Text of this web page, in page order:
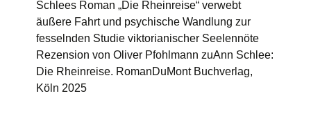
Schlees Roman „Die Rheinreise“ verwebt
äußere Fahrt und psychische Wandlung zur
fesselnden Studie viktorianischer Seelennöte
Rezension von Oliver Pfohlmann zuAnn Schlee:
Die Rheinreise. RomanDuMont Buchverlag,
Köln 2025